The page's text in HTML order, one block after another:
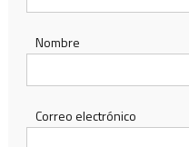
Nombre
Correo electrónico